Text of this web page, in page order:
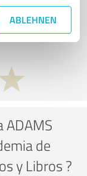
ABLEHNEN
price to
ADAMS
de
y Libros ?